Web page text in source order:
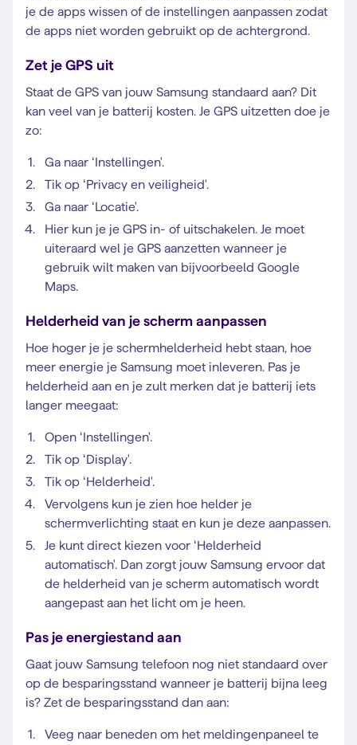
je de apps wissen of de instellingen aanpassen zodat
de apps niet worden gebruikt op de achtergrond.
Zet je GPS uit
Staat de GPS van jouw Samsung standaard aan? Dit
kan veel van je batterij kosten. Je GPS uitzetten doe je
zo:
Ga naar ‘Instellingen'.
Tik op ‘Privacy en veiligheid'.
Ga naar ‘Locatie'.
Hier kun je je GPS in- of uitschakelen. Je moet
uiteraard wel je GPS aanzetten wanneer je
gebruik wilt maken van bijvoorbeeld Google
Maps.
Helderheid van je scherm aanpassen
Hoe hoger je je schermhelderheid hebt staan, hoe
meer energie je Samsung moet inleveren. Pas je
helderheid aan en je zult merken dat je batterij iets
langer meegaat:
Open ‘Instellingen'.
Tik op ‘Display'.
Tik op ‘Helderheid'.
Vervolgens kun je zien hoe helder je
schermverlichting staat en kun je deze aanpassen.
Je kunt direct kiezen voor ‘Helderheid
automatisch'. Dan zorgt jouw Samsung ervoor dat
de helderheid van je scherm automatisch wordt
aangepast aan het licht om je heen.
Pas je energiestand aan
Gaat jouw Samsung telefoon nog niet standaard over
op de besparingsstand wanneer je batterij bijna leeg
is? Zet de besparingsstand dan aan:
Veeg naar beneden om het meldingenpaneel te